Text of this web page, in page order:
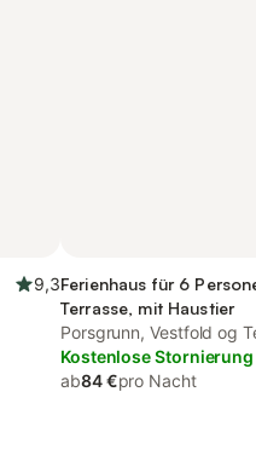
9,3Ferienhaus für 6
Terrasse, mit Haustier
Porsgrunn, Vestfold og
Kostenlose Stornierung
ab84 €pro Nacht